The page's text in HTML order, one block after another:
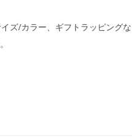
ズ/カラー、ギフトラッピング